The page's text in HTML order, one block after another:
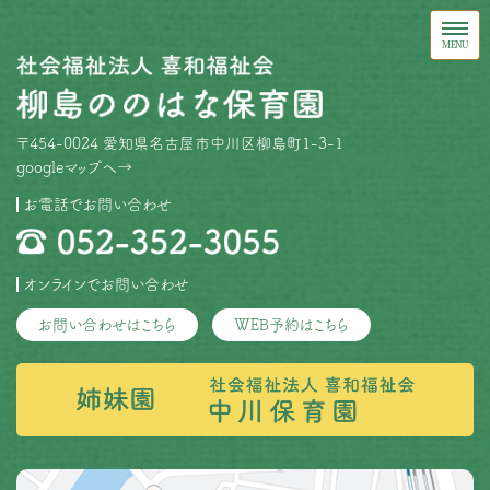
〒454-0024 愛知県名古屋市中川区柳島町1-3-1
googleマップへ→
お電話でお問い合わせ
オンラインでお問い合わせ
お問い合わせはこちら WEB予約はこちら